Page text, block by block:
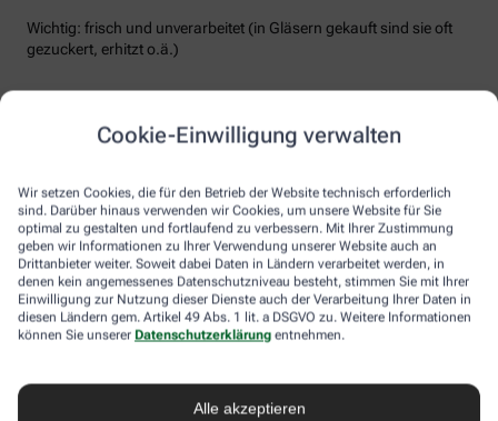
Cookie-Einwilligung verwalten
Wir setzen Cookies, die für den Betrieb der Website technisch erforderlich
sind. Darüber hinaus verwenden wir Cookies, um unsere Website für Sie
optimal zu gestalten und fortlaufend zu verbessern. Mit Ihrer Zustimmung
geben wir Informationen zu Ihrer Verwendung unserer Website auch an
Drittanbieter weiter. Soweit dabei Daten in Ländern verarbeitet werden, in
denen kein angemessenes Datenschutzniveau besteht, stimmen Sie mit Ihrer
Einwilligung zur Nutzung dieser Dienste auch der Verarbeitung Ihrer Daten in
diesen Ländern gem. Artikel 49 Abs. 1 lit. a DSGVO zu. Weitere Informationen
können Sie unserer Datenschutzerklärung entnehmen.
Alle akzeptieren
Wichtig: frisch und unverarbeitet (in Gläsern gekauft sind sie oft
gezuckert, erhitzt o.ä.)
ausmachen als Basen bildende. Dabei sollten Sie sich vor allem
der “guten Säurebildner” bedienen, die zwar sauer
verstoffwechselt werden, Ihnen aber auch viele gute Nährstoffe
liefern. Hierzu gehören beispielsweise Hülsenfrüchte, Nüsse,
Haferflocken usw. Auf die “schlechten Säurebildner”, wie
Fertigprodukte, Softdrinks, Genussgifte wie Alkohol und Zucker
sowie ein Übermaß an tierischen Lebensmitteln sollten Sie
möglichst verzichten.
Basenüberschüssiger Lebensstil